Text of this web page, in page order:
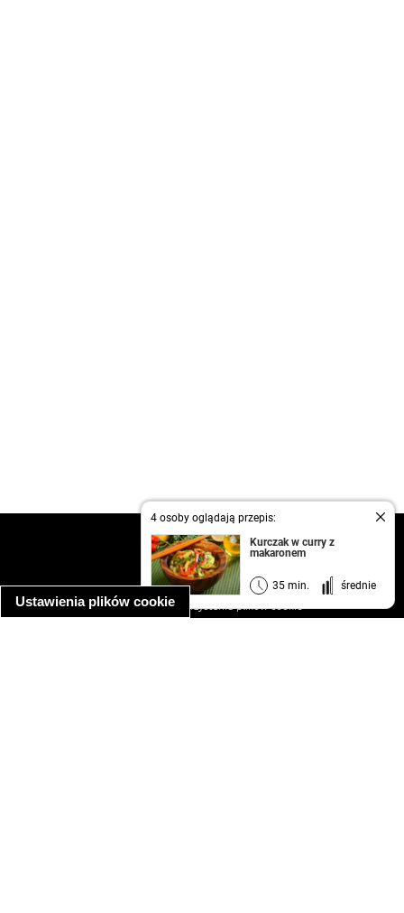
Ustawienia plików cookie
4 osoby oglądają przepis:
Kurczak w curry z
makaronem
35 min. średnie
kontakt
regulamin
informacja o prywatności
informacja o wykorzystaniu plików cookie